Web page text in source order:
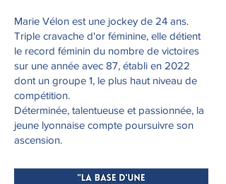
Marie Vélon est une jockey de 24 ans.
Triple cravache d'or féminine, elle détient
le record féminin du nombre de victoires
sur une année avec 87, établi en 2022
dont un groupe 1, le plus haut niveau de
compétition.
Déterminée, talentueuse et passionnée, la
jeune lyonnaise compte poursuivre son
ascension.